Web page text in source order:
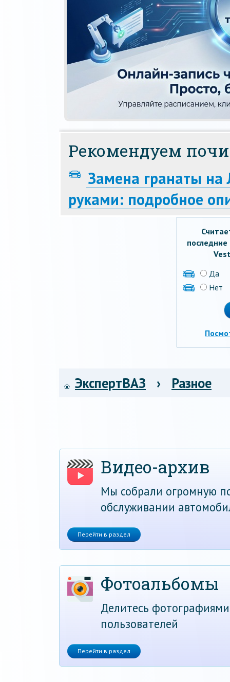
Рекомендуем
Замена гранаты
руками: подробное
Да
Нет
ЭкспертВАЗ › Разное
Видео-архив
Мы собрали огромную
обслуживании
Перейти в раздел
Фотоальбомы
Делитесь
пользователей
Перейти в раздел